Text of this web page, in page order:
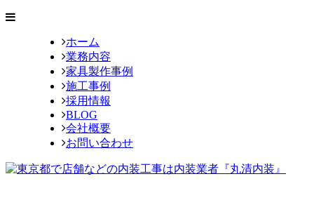
ホーム
業務内容
家具製作事例
施工事例
採用情報
BLOG
会社概要
お問い合わせ